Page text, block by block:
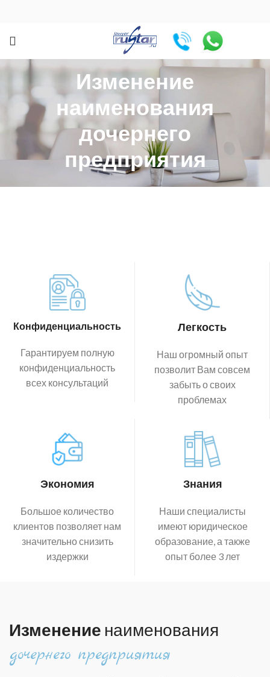
Изменение
наименования
дочернего
предприятия
Конфиденциальность
Гарантируем полную
конфиденциальность
всех консультаций
Легкость
Наш огромный опыт
позволит Вам совсем
забыть о своих
проблемах
Экономия
Большое количество
клиентов позволяет нам
значительно снизить
издержки
Знания
Наши специалисты
имеют юридическое
образование, а также
опыт более 3 лет
Изменение наименования
дочернего предприятия